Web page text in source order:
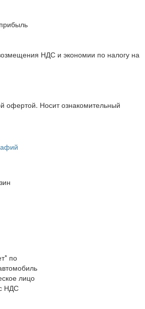
НДС и экономии по налогу на
офертой. Носит ознакомительный
по
лицо
НДС